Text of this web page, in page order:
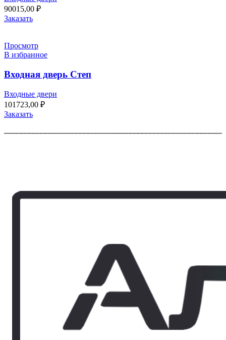
90015,00 ₽
Заказать
Просмотр
В избранное
Входная дверь Степ
Входные двери
101723,00 ₽
Заказать